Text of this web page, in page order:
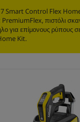
7 Smart Control Flex
PremiumFlex, πιστόλι
για επίμονους ρύπους σε
Kit.